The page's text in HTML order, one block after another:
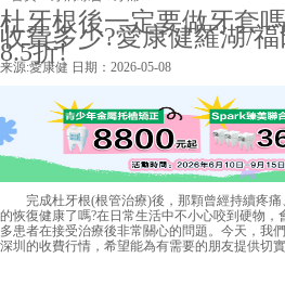
杜牙根後一定要做牙套
收費多少?愛康健羅湖/
8.5折!
来源:愛康健 日期：2026-05-08
完成杜牙根(根管治療)後，那顆曾經持續疼痛
的恢復健康了嗎?在日常生活中不小心咬到硬物
多患者在接受治療後非常關心的問題。今天，我
深圳的收費行情，希望能為有需要的朋友提供切實